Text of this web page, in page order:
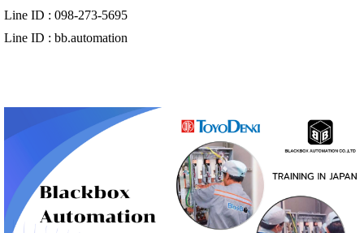
Line ID : 098-273-5695
Line ID : bb.automation